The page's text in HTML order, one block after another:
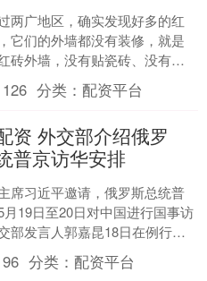
两广地区，确实发现好多的红
它们的外墙都没有装修，就是
砖外墙，没有贴瓷砖、没有刷
连基础的粉刷都没有，看上去
素。 可是却有很....
126 分类：配资平台
资 外交部介绍俄罗
普京访华安排
席习近平邀请，俄罗斯总统普
月19日至20日对中国进行国事访
部发言人郭嘉昆18日在例行记
绍了普京此访安排和中方期
将是普京....
96 分类：配资平台